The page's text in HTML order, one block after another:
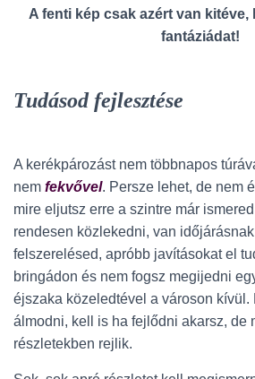
A fenti kép csak azért van kitéve,
fantáziádat!
Tudásod fejlesztése
A kerékpározást nem többnapos
nem fekvővel. Persze lehet, de nem
mire eljutsz erre a szintre már
rendesen közlekedni, van
felszerelésed, apróbb javításokat el
bringádon és nem fogsz megijedni
éjszaka közeledtével a városon kívül.
álmodni, kell is ha fejlődni akarsz, de
részletekben rejlik.